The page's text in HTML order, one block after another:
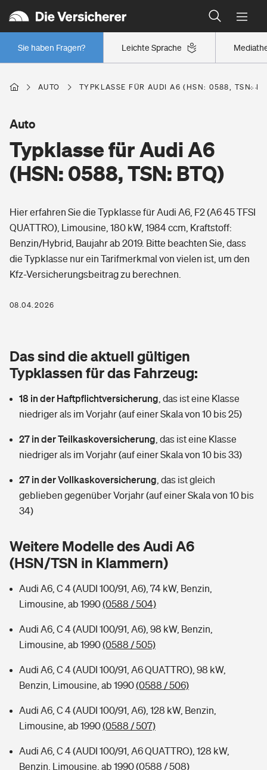
Leichte Sprache
Sie haben Fragen?
Wer versichert was: Jetzt Versicherer finden
Regionalklassen: So ist Ihre Region eingestuft
Wer versichert was: Jetzt Versicherer finden
Berufsunfähigkeitsversicherung
Erwerbsunfähigkeitsversicherung
Grundfähigkeitsversicherung
Arbeitsrechtsschutz
Berufshaftpflichtversicherung
Zur Übersicht
Tools
Wer versichert was: Jetzt Versicherer finden
Sie haben Fragen?
Wohnen
Elementarversicherung
Glasversicherung
Mietkautionsversicherung
Restkreditversicherung
Zur Übersicht
Hochwasser-Check: Wie gefährdet ist Ihr Haus?
Wer versichert was: Jetzt Versicherer finden
Sie haben Fragen?
Freizeit
Pri­vate Haft­pflicht­
Kinderunfall­ver­si­che­rung
Kinderinvalidität
Reiseversicherung
Pferdehalter-Haftpflicht
Private Cyberversicherung
Musikinstrumentenversicherung
Zur Übersicht
Tools
Kinderunfall-Check: Mehr Sicherheit für deine Kids
Gesundheit
Private Krankenversicherung
Dread-Disease-Versicherung
Tierkrankenversicherung
Wer versichert was: Jetzt Versicherer finden
Sie haben Fragen?
Rentenrechner: Wie viel Geld bekomme ich im Alter?
AUTO TYPKLASSE FÜR AUDI A6 (HSN: 0588, TSN:
Typklasse für Audi A6
(HSN: 0588, TSN: BTQ)
Auto
Hier erfahren Sie die Typklasse für Audi A6, F2 (A6 45 TFSI
QUATTRO), Limousine, 180 kW, 1984 ccm, Kraftstoff:
Benzin/Hybrid, Baujahr ab 2019. Bitte beachten Sie, dass
die Typklasse nur ein Tarifmerkmal von vielen ist, um den
Kfz-Versicherungsbeitrag zu berechnen.
08.04.2026
Das sind die aktuell gültigen
Typklassen für das Fahrzeug:
18 in der Haftpflichtversicherung das ist eine Klasse
niedriger als im Vorjahr (auf einer Skala von 10 bis 25)
27 in der Teilkaskoversicherung das ist eine Klasse
niedriger als im Vorjahr (auf einer Skala von 10 bis 33)
27 in der Vollkaskoversicherung das ist gleich
geblieben gegenüber Vorjahr (auf einer Skala von 10 bis
34)
Weitere Modelle des Audi A6
(HSN/TSN in Klammern)
Audi A6, C 4 (AUDI 100/91, A6), 74 kW, Benzin,
Limousine, ab 1990(0588 / 504)
Audi A6, C 4 (AUDI 100/91, A6), 98 kW, Benzin,
Limousine, ab 1990(0588 / 505)
Audi A6, C 4 (AUDI 100/91, A6 QUATTRO), 98 kW,
Benzin, Limousine, ab 1990(0588 / 506)
Audi A6, C 4 (AUDI 100/91, A6), 128 kW, Benzin,
Limousine, ab 1990(0588 / 507)
Audi A6, C 4 (AUDI 100/91, A6 QUATTRO), 128 kW,
Benzin, Limousine, ab 1990(0588 / 508)